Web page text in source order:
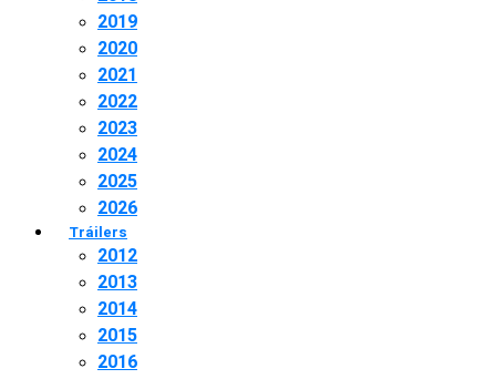
2019
2020
2021
2022
2023
2024
2025
2026
Tráilers
2012
2013
2014
2015
2016